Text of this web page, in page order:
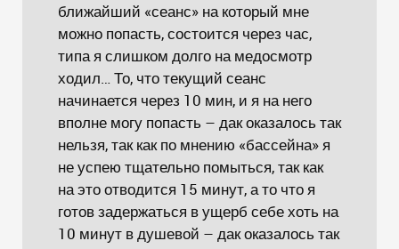
ближайший «сеанс» на который мне
можно попасть, состоится через час,
типа я слишком долго на медосмотр
ходил… То, что текущий сеанс
начинается через 10 мин, и я на него
вполне могу попасть – дак оказалось так
нельзя, так как по мнению «бассейна» я
не успею тщательно помыться, так как
на это отводится 15 минут, а то что я
готов задержаться в ущерб себе хоть на
10 минут в душевой – дак оказалось так